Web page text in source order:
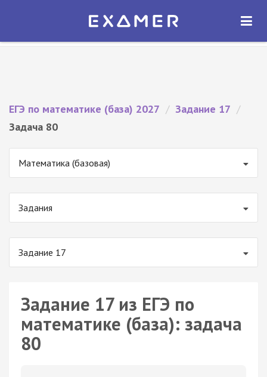
Экзамер — ЕГЭ 2027
ОТКРЫТЬ
ЕГЭ по математике (база) 2027 / Задание 17 /
Задача 80
Математика (базовая)
Задания
Задание 17
Задание 17 из ЕГЭ по
математике (база): задача
80